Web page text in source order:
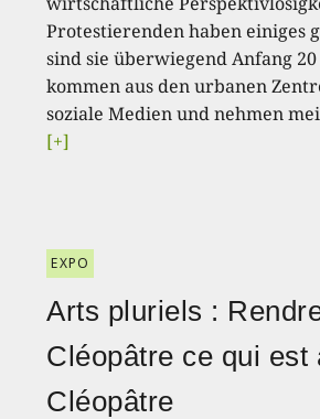
Protestierenden haben einiges
sind sie überwiegend Anfang
kommen aus den urbanen
soziale Medien und nehmen
[+]
EXPO
Arts pluriels :
Cléopâtre ce qui est
Cléopâtre